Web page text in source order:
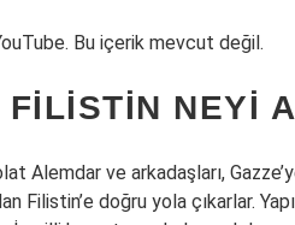
Bu içerik mevcut değil.
NEYI
Alemdar ve arkadaşları,
Filistin’e doğru yola çıkarlar.